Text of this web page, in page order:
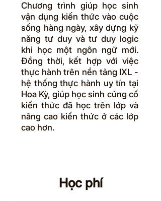
Chương trình giúp học sinh
vận dụng kiến thức vào cuộc
sống hàng ngày, xây dựng kỹ
năng tư duy và tư duy logic
khi học một ngôn ngữ mới.
Đồng thời, kết hợp với việc
thực hành trên nền tảng IXL -
hệ thống thực hành uy tín tại
Hoa Kỳ, giúp học sinh củng cố
kiến thức đã học trên lớp và
nâng cao kiến thức ở các lớp
cao hơn.
Học phí